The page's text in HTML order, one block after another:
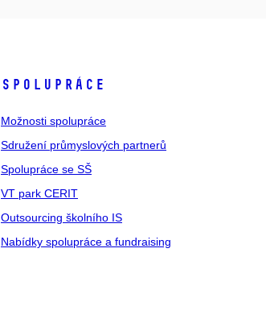
SPOLUPRÁCE
Možnosti spolupráce
Sdružení průmyslových partnerů
Spolupráce se SŠ
VT park CERIT
Outsourcing školního IS
Nabídky spolupráce a fundraising